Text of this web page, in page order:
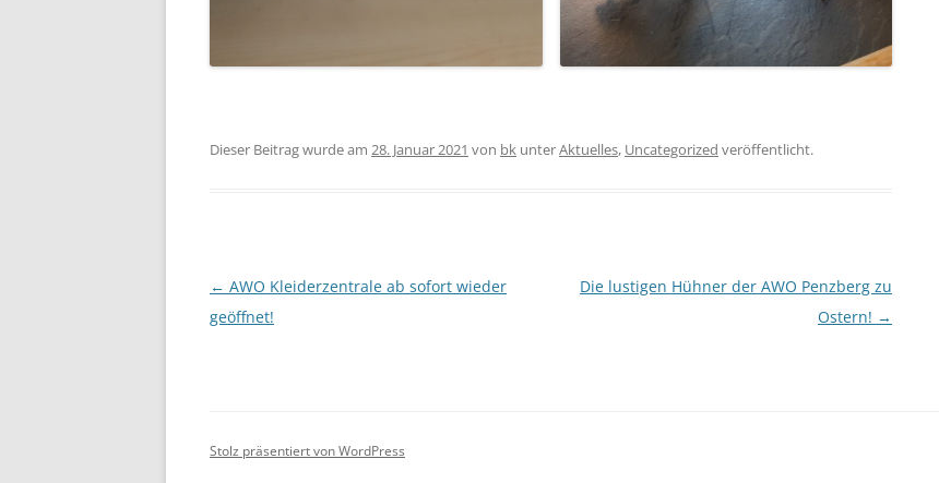
Dieser Beitrag wurde am 28. Januar 2021 von bk unterAktuelles, Uncategorized veröffentlicht.
Beitragsnavigation
← AWO Kleiderzentrale ab sofort wieder
geöffnet!
Die lustigen Hühner der AWO Penzberg zu
Ostern! →
Stolz präsentiert von WordPress